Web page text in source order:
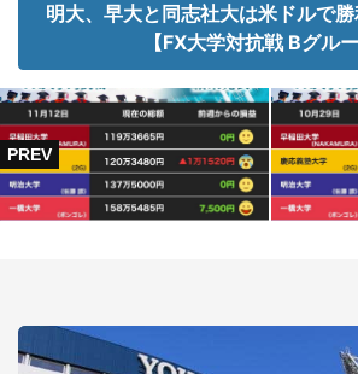
明大、早大と同志社大は米ドルで勝
【FX大学対抗戦 Bグルー